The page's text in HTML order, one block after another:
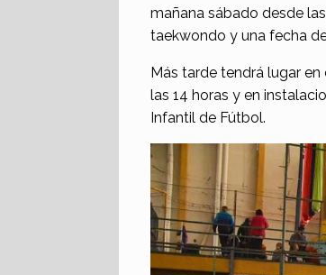
mañana sábado desde
taekwondo y una fecha
Más tarde tendrá lugar
las 14 horas y en
Infantil de Fútbol.